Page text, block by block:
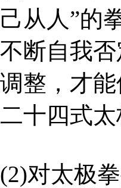
己从人”的
不断自我
调整，才
二十四式
(2)对太极